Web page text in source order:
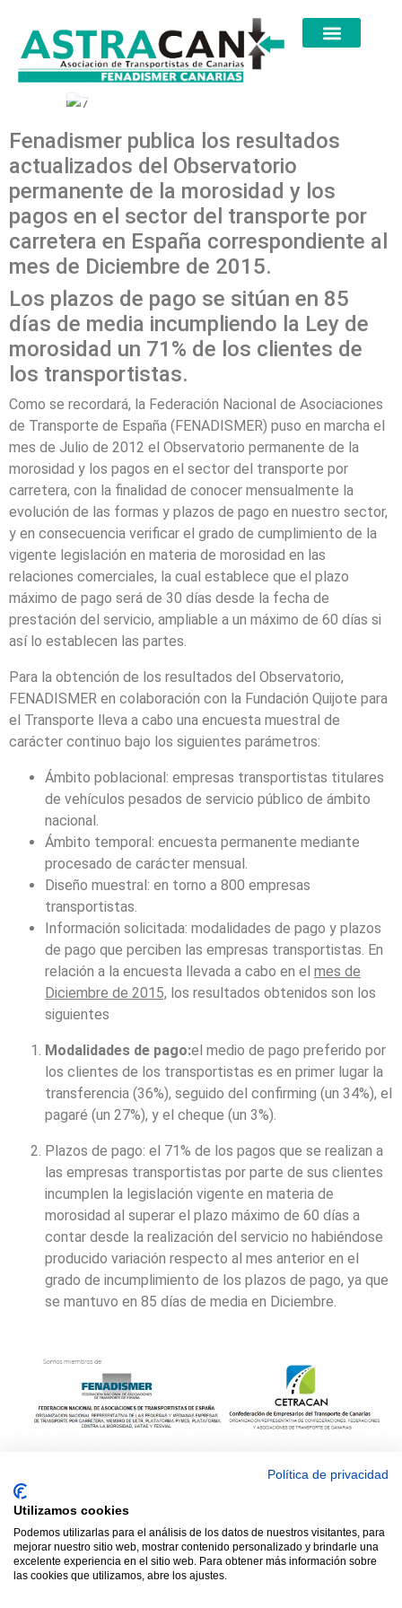
Fenadismer publica los resultados
actualizados del Observatorio
permanente de la morosidad y los
pagos en el sector del transporte por
carretera en España correspondiente al
mes de Diciembre de 2015.
Los plazos de pago se sitúan en 85
días de media incumpliendo la Ley de
morosidad un 71% de los clientes de
los transportistas.
Como se recordará, la Federación Nacional de Asociaciones
de Transporte de España (FENADISMER) puso en marcha el
mes de Julio de 2012 el Observatorio permanente de la
morosidad y los pagos en el sector del transporte por
carretera, con la finalidad de conocer mensualmente la
evolución de las formas y plazos de pago en nuestro sector,
y en consecuencia verificar el grado de cumplimiento de la
vigente legislación en materia de morosidad en las
relaciones comerciales, la cual establece que el plazo
máximo de pago será de 30 días desde la fecha de
prestación del servicio, ampliable a un máximo de 60 días si
así lo establecen las partes.
Para la obtención de los resultados del Observatorio,
FENADISMER en colaboración con la Fundación Quijote para
el Transporte lleva a cabo una encuesta muestral de
carácter continuo bajo los siguientes parámetros:
Ámbito poblacional: empresas transportistas titulares
de vehículos pesados de servicio público de ámbito
nacional.
Ámbito temporal: encuesta permanente mediante
procesado de carácter mensual.
Diseño muestral: en torno a 800 empresas
transportistas.
Información solicitada: modalidades de pago y plazos
de pago que perciben las empresas transportistas. En
relación a la encuesta llevada a cabo en el mes de
Diciembre de 2015, los resultados obtenidos son los
siguientes
Modalidades de pago:el medio de pago preferido por
los clientes de los transportistas es en primer lugar la
transferencia (36%), seguido del confirming (un 34%), el
pagaré (un 27%), y el cheque (un 3%).
Plazos de pago: el 71% de los pagos que se realizan a
las empresas transportistas por parte de sus clientes
incumplen la legislación vigente en materia de
morosidad al superar el plazo máximo de 60 días a
contar desde la realización del servicio no habiéndose
producido variación respecto al mes anterior en el
grado de incumplimiento de los plazos de pago, ya que
se mantuvo en 85 días de media en Diciembre.
diseñada por sucursalvirtual
Política de privacidad
Utilizamos cookies
Podemos utilizarlas para el análisis de los datos de nuestros visitantes, para
mejorar nuestro sitio web, mostrar contenido personalizado y brindarle una
excelente experiencia en el sitio web. Para obtener más información sobre
las cookies que utilizamos, abre los ajustes.